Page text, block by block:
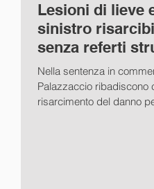
Lesioni di lieve
sinistro
senza referti
(Cass. Civ. sez.
Nella sentenza in
Palazzaccio ribadiscono
risarcimento del danno